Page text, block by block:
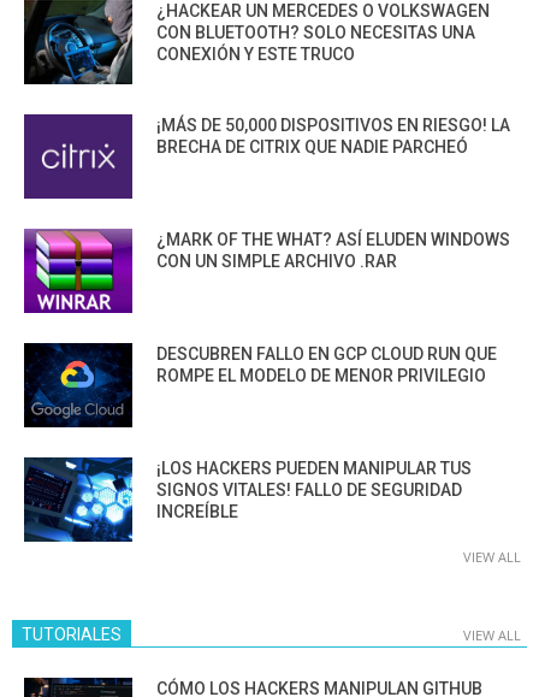
¿HACKEAR UN MERCEDES O VOLKSWAGEN
CON BLUETOOTH? SOLO NECESITAS UNA
CONEXIÓN Y ESTE TRUCO
¡MÁS DE 50,000 DISPOSITIVOS EN RIESGO! LA
BRECHA DE CITRIX QUE NADIE PARCHEÓ
¿MARK OF THE WHAT? ASÍ ELUDEN WINDOWS
CON UN SIMPLE ARCHIVO .RAR
DESCUBREN FALLO EN GCP CLOUD RUN QUE
ROMPE EL MODELO DE MENOR PRIVILEGIO
¡LOS HACKERS PUEDEN MANIPULAR TUS
SIGNOS VITALES! FALLO DE SEGURIDAD
INCREÍBLE
VIEW ALL
TUTORIALES VIEW ALL
CÓMO LOS HACKERS MANIPULAN GITHUB